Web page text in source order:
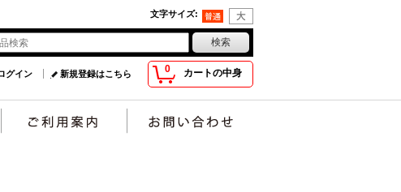
文字サイズ:
0 カートの中身
グイン 新規登録はこちら